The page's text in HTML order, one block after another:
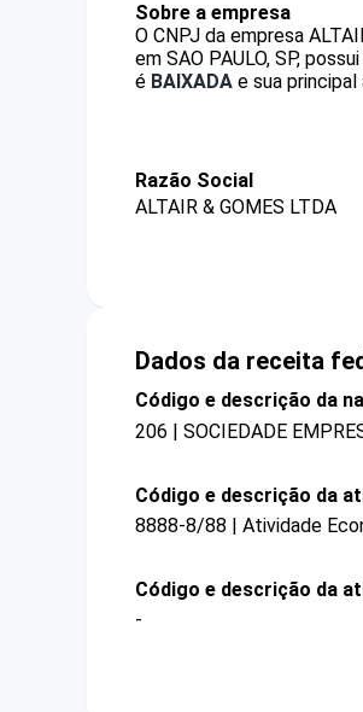
Sobre a empresa
O CNPJ da empresa
em SAO PAULO, SP,
é BAIXADA e sua
Razão Social
ALTAIR & GOMES LTDA
Dados da receita
Código e descrição da
206 | SOCIEDADE
Código e descrição da
8888-8/88 | Atividade
Código e descrição da
-